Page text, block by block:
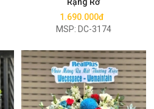
1.690.000đ
MSP: DC-3174